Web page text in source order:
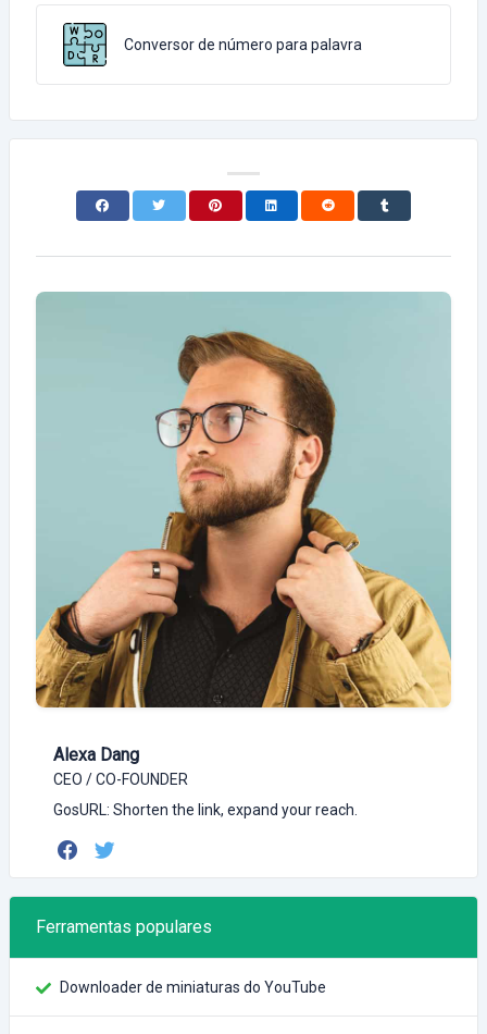
Conversor de número para palavra
Alexa Dang
CEO / CO-FOUNDER
GosURL: Shorten the link, expand your reach.
Ferramentas populares
Downloader de miniaturas do YouTube